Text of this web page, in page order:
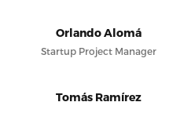
Orlando Alomá
Startup Project Manager
Tomás Ramírez